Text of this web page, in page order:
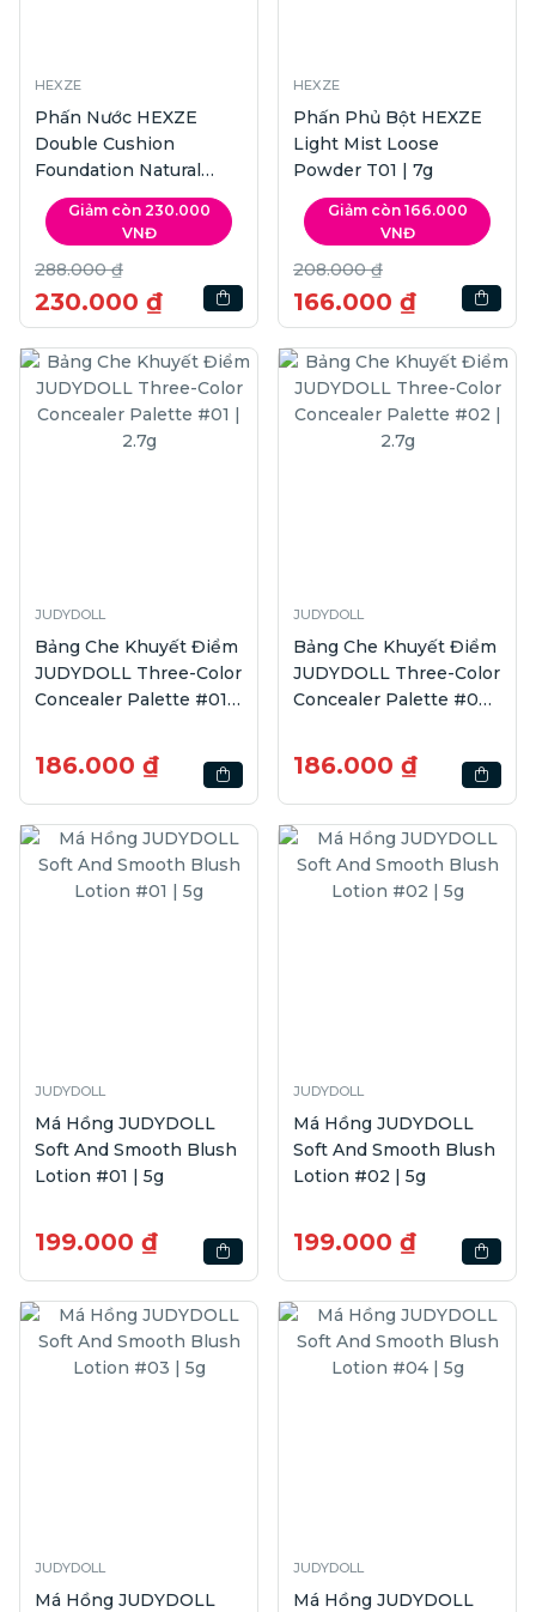
HEXZE
Phấn Nước HEXZE
Double Cushion
Foundation Natural
SPF25 PA+++ | 6.5g
+13g
Giảm còn 230.000
VNĐ
288.000 ₫
230.000 ₫
HEXZE
Phấn Phủ Bột HEXZE
Light Mist Loose
Powder T01 | 7g
Giảm còn 166.000
VNĐ
208.000 ₫
166.000 ₫
JUDYDOLL
Bảng Che Khuyết Điểm
JUDYDOLL Three-Color
Concealer Palette #01 |
186.000 ₫
JUDYDOLL
Bảng Che Khuyết Điểm
JUDYDOLL Three-Color
Concealer Palette #02 |
186.000 ₫
JUDYDOLL
Má Hồng JUDYDOLL
Soft And Smooth Blush
Lotion #01 | 5g
199.000 ₫
JUDYDOLL
Má Hồng JUDYDOLL
Soft And Smooth Blush
Lotion #02 | 5g
199.000 ₫
JUDYDOLL
Má Hồng JUDYDOLL
JUDYDOLL
Má Hồng JUDYDOLL